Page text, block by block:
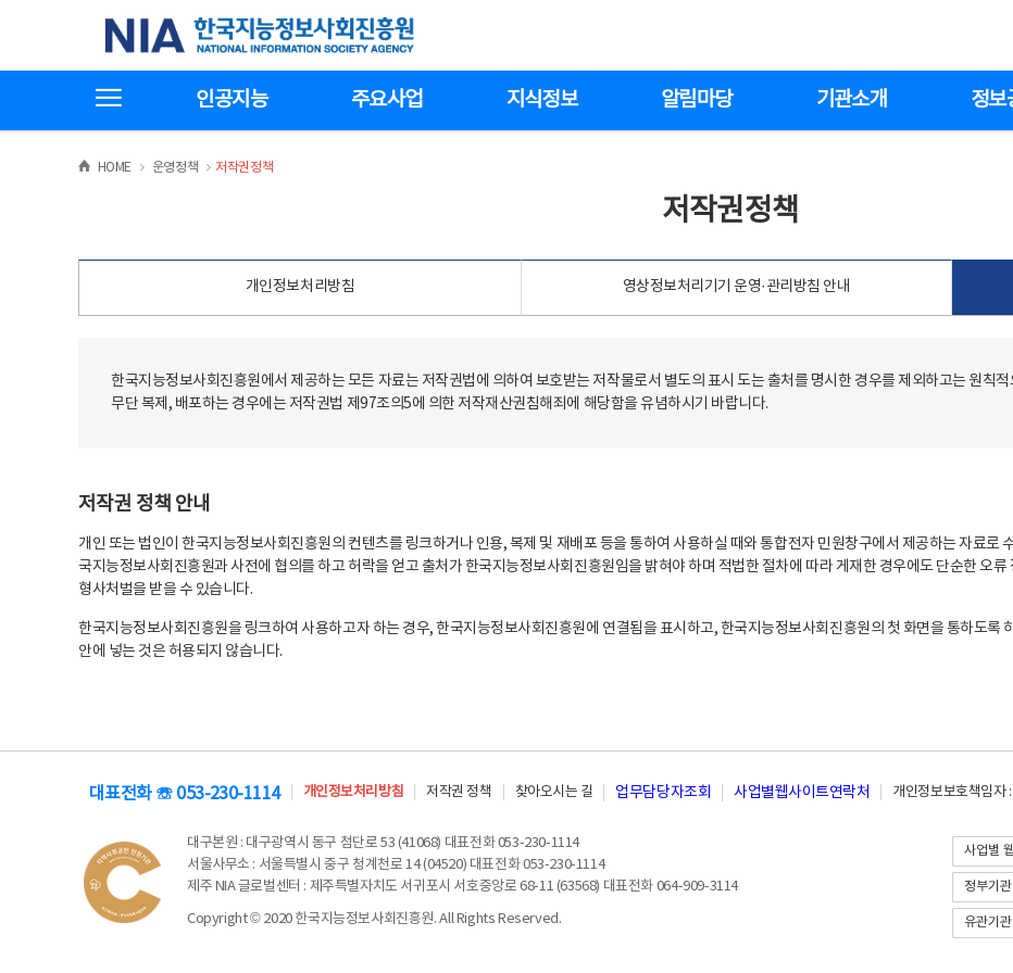
기
한국지능정보사회진흥원
인공지능 주요사업 지식정보 알림마당 기관소개 정보
HOME >운영정책 >
저작권정책
저작권정책
개인정보처리방침 영상정보처리기기 운영·관리방침 안내
한국지능정보사회진흥원에서 제공하는 모든 자료는 저작권법에 의하여 보호받는 저작물로서 별도의 표시 도는 출처를 명시한 경우를 제외하고는 원칙
무단 복제, 배포하는 경우에는 저작권법 제97조의5에 의한 저작재산권침해죄에 해당함을 유념하시기 바랍니다.
저작권 정책 안내
개인 또는 법인이 한국지능정보사회진흥원의 컨텐츠를 링크하거나 인용, 복제 및 재배포 등을 통하여 사용하실 때와 통합전자 민원창구에서 제공하는 자료로
국지능정보사회진흥원과 사전에 협의를 하고 허락을 얻고 출처가 한국지능정보사회진흥원임을 밝혀야 하며 적법한 절차에 따라 게재한 경우에도 단순한 오
형사처벌을 받을 수 있습니다.
한국지능정보사회진흥원을 링크하여 사용하고자 하는 경우, 한국지능정보사회진흥원에 연결됨을 표시하고, 한국지능정보사회진흥원의 첫 화면을 통하도록
안에 넣는 것은 허용되지 않습니다.
대표전화 ☏ 053-230-1114 개인정보처리방침 저작권 정책 찾아오시는 길 업무담당자조회 사업별웹사이트연락처 개인정보보호책임자
대구본원 : 대구광역시 동구 첨단로 53 (41068) 대표전화 053-230-1114
서울사무소 : 서울특별시 중구 청계천로 14 (04520) 대표전화 053-230-1114
제주 NIA 글로벌센터 : 제주특별자치도 서귀포시 서호중앙로 68-11 (63568) 대표전화 064-909-3114
Copyright © 2020 한국지능정보사회진흥원. All Rights Reserved.